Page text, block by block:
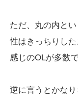
ただ、丸の内と
性はきっちりし
感じのOLが多数
逆に言うとかなり